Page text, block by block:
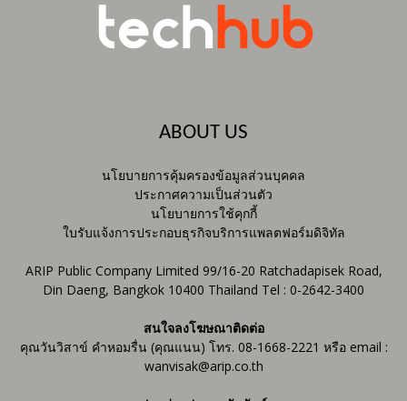
ABOUT US
นโยบายการคุ้มครองข้อมูลส่วนบุคคล
ประกาศความเป็นส่วนตัว
นโยบายการใช้คุกกี้
ใบรับแจ้งการประกอบธุรกิจบริการแพลตฟอร์มดิจิทัล
ARIP Public Company Limited 99/16-20 Ratchadapisek Road,
Din Daeng, Bangkok 10400 Thailand Tel : 0-2642-3400
สนใจลงโฆษณาติดต่อ
คุณวันวิสาข์ คำหอมรื่น (คุณแนน) โทร. 08-1668-2221 หรือ email :
wanvisak@arip.co.th